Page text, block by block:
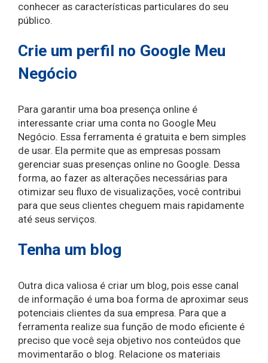
conhecer as características particulares do seu
público.
Crie um perfil no Google Meu
Negócio
Para garantir uma boa presença online é
interessante criar uma conta no Google Meu
Negócio. Essa ferramenta é gratuita e bem simples
de usar. Ela permite que as empresas possam
gerenciar suas presenças online no Google. Dessa
forma, ao fazer as alterações necessárias para
otimizar seu fluxo de visualizações, você contribui
para que seus clientes cheguem mais rapidamente
até seus serviços.
Tenha um blog
Outra dica valiosa é criar um blog, pois esse canal
de informação é uma boa forma de aproximar seus
potenciais clientes da sua empresa. Para que a
ferramenta realize sua função de modo eficiente é
preciso que você seja objetivo nos conteúdos que
movimentarão o blog. Relacione os materiais